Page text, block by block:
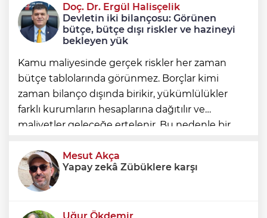
Erkan Aydın Osmangazi’nin nabzını
sahada tuttu
Doç. Dr. Ergül Halisçelik
Devletin iki bilançosu: Görünen
bütçe, bütçe dışı riskler ve hazineyi
bekleyen yük
Kamu maliyesinde gerçek riskler her zaman
bütçe tablolarında görünmez. Borçlar kimi
zaman bilanço dışında birikir, yükümlülükler
farklı kurumların hesaplarına dağıtılır ve
maliyetler geleceğe ertelenir. Bu nedenle bir
yalnızca bütçe açığına veya resmi borç stok
Mesut Akça
Yapay zekâ Zübüklere karşı